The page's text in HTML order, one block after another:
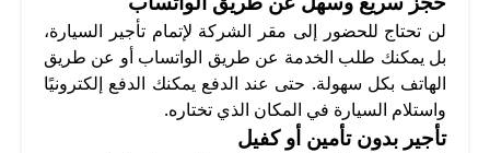
لن تحتاج للحضور إلى مقر الشركة لإتمام تأجير السيارة،
بل يمكنك طلب الخدمة عن طريق الواتساب أو عن طريق
الهاتف بكل سهولة. حتى عند الدفع يمكنك الدفع إلكترونيًا
واستلام السيارة في المكان الذي تختاره.
تأجير بدون تأمين أو كفيل